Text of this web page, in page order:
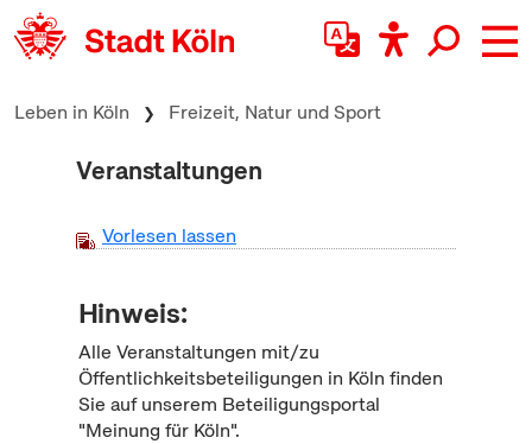
zum Inhalt springen
Leben in Köln Freizeit, Natur und Sport
Veranstaltungen
Vorlesen lassen
Hinweis:
Alle Veranstaltungen mit/zu
Öffentlichkeitsbeteiligungen in Köln finden
Sie auf unserem Beteiligungsportal
"Meinung für Köln".